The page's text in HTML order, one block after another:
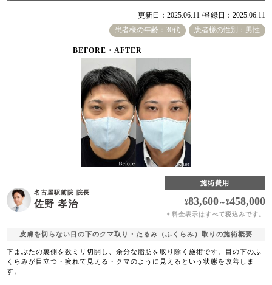
患者様の年齢：30代 患者様の性別：男性
更新日：2025.06.11 /登録日：2025.06.11
BEFORE・AFTER
名古屋駅前院 院長
佐野 孝治
施術費用
¥83,600～¥458,000
＊ 料金表示はすべて税込みです。
皮膚を切らない目の下のクマ取り・たるみ（ふくらみ）取りの施術概要
下まぶたの裏側を数ミリ切開し、余分な脂肪を取り除く施術です。目の下のふ
くらみが目立つ・疲れて見える・クマのように見えるという状態を改善しま
す。